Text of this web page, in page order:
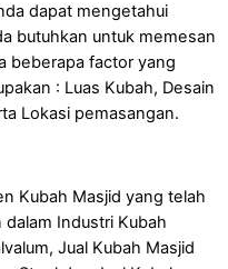
dapat mengetahui
butuhkan untuk memesan
beberapa factor yang
: Luas Kubah, Desain
Lokasi pemasangan.
Kubah Masjid yang telah
Industri Kubah
Jual Kubah Masjid